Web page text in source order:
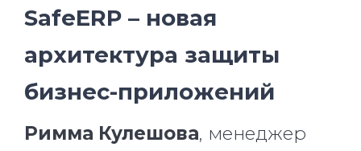
SafeERP – новая
архитектура защиты
бизнес-приложений
Римма Кулешова, менеджер